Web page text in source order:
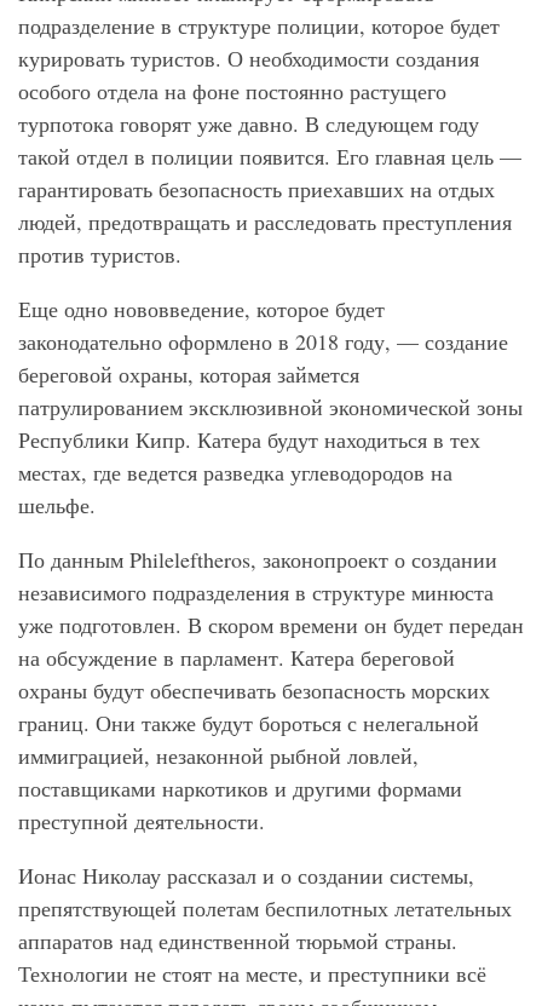
подразделение в структуре полиции, которое будет
курировать туристов. О необходимости создания
особого отдела на фоне постоянно растущего
турпотока говорят уже давно. В следующем году
такой отдел в полиции появится. Его главная цель —
гарантировать безопасность приехавших на отдых
людей, предотвращать и расследовать преступления
против туристов.
Еще одно нововведение, которое будет
законодательно оформлено в 2018 году, — создание
береговой охраны, которая займется
патрулированием эксклюзивной экономической зоны
Республики Кипр. Катера будут находиться в тех
местах, где ведется разведка углеводородов на
шельфе.
По данным Phileleftheros, законопроект о создании
независимого подразделения в структуре минюста
уже подготовлен. В скором времени он будет передан
на обсуждение в парламент. Катера береговой
охраны будут обеспечивать безопасность морских
границ. Они также будут бороться с нелегальной
иммиграцией, незаконной рыбной ловлей,
поставщиками наркотиков и другими формами
преступной деятельности.
Ионас Николау рассказал и о создании системы,
препятствующей полетам беспилотных летательных
аппаратов над единственной тюрьмой страны.
Технологии не стоят на месте, и преступники всё